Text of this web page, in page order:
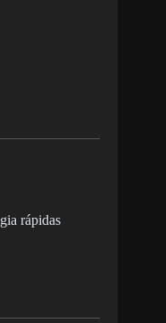
rápidas